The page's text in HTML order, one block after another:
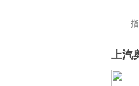
上汽